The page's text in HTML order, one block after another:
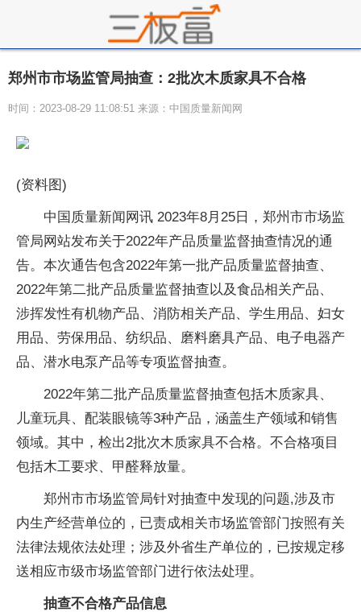
郑州市市场监管局抽查：2批次木质家具不合格
时间：2023-08-29 11:08:51 来源：中国质量新闻网
(资料图)
中国质量新闻网讯 2023年8月25日，郑州市市场监
管局网站发布关于2022年产品质量监督抽查情况的通
告。本次通告包含2022年第一批产品质量监督抽查、
2022年第二批产品质量监督抽查以及食品相关产品、
涉挥发性有机物产品、消防相关产品、学生用品、妇女
用品、劳保用品、纺织品、磨料磨具产品、电子电器产
品、潜水电泵产品等专项监督抽查。
2022年第二批产品质量监督抽查包括木质家具、
儿童玩具、配装眼镜等3种产品，涵盖生产领域和销售
领域。其中，检出2批次木质家具不合格。不合格项目
包括木工要求、甲醛释放量。
郑州市市场监管局针对抽查中发现的问题,涉及市
内生产经营单位的，已责成相关市场监管部门按照有关
法律法规依法处理；涉及外省生产单位的，已按规定移
送相应市级市场监管部门进行依法处理。
抽查不合格产品信息